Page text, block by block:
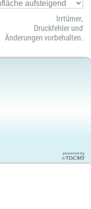
Content-
Irrtümer,
Druckfehler und
Änderungen vorbehalten.